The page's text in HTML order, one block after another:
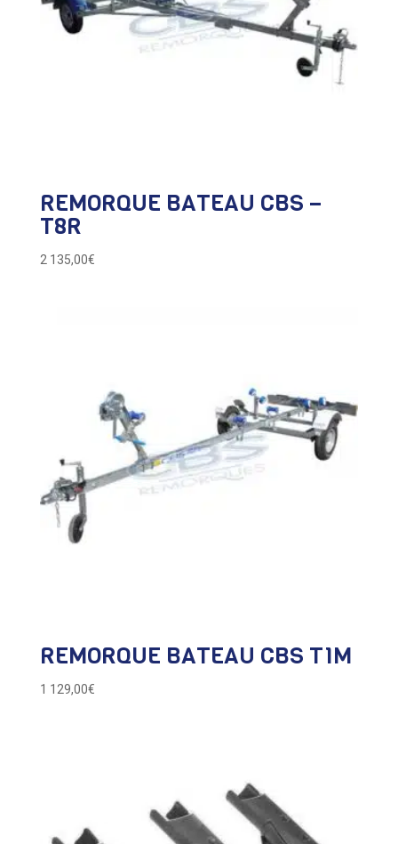
REMORQUE BATEAU CBS –
T8R
2 135,00€
REMORQUE BATEAU CBS T1M
1 129,00€